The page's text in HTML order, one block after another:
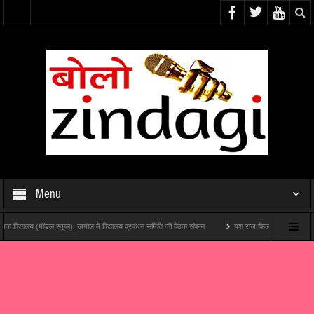
Menu
(मॉडल स्कूल), खगौल में विद्यालय प्रबंधन समिति की बैठक संपन्न यश राज फिल्म्स और पोशम पा पिक्चर्स